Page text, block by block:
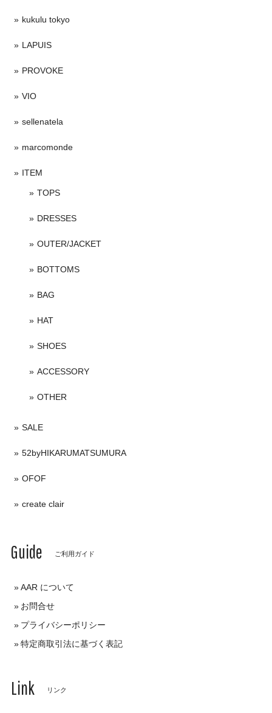
kukulu tokyo
LAPUIS
PROVOKE
VIO
sellenatela
marcomonde
ITEM
TOPS
DRESSES
OUTER/JACKET
BOTTOMS
BAG
HAT
SHOES
ACCESSORY
OTHER
SALE
52byHIKARUMATSUMURA
OFOF
create clair
Guide ご利用ガイド
AAR について
お問合せ
プライバシーポリシー
特定商取引法に基づく表記
Link リンク